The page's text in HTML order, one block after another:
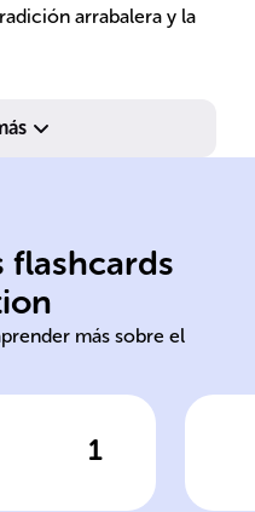
arrabalera y la
flashcards
más sobre el
1
la respuesta
mezcla
y